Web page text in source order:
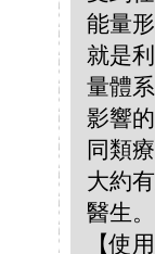
能量
就是
量體
影響
同類
大約
醫生。
【使